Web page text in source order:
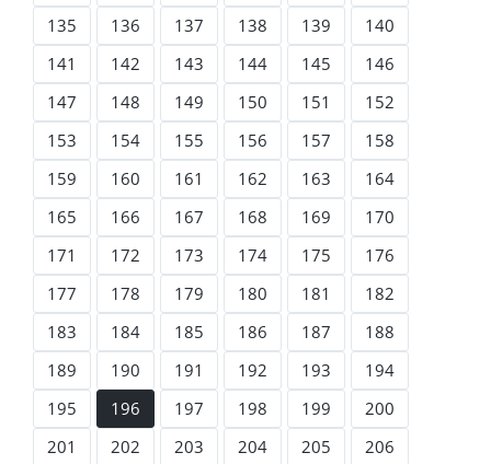
135
136 137 138 139
140
141
142 143 144 145
146
147
148 149 150 151
152
153
154 155 156 157
158
159
160 161 162 163
164
165
166 167 168 169
170
171
172 173 174 175
176
177
178 179 180 181
182
183
184 185 186 187
188
189
190 191 192 193
194
195
196 197 198 199
200
201
202 203 204 205
206